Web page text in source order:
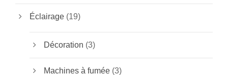
Éclairage (19)
Décoration (3)
Machines à fumée (3)